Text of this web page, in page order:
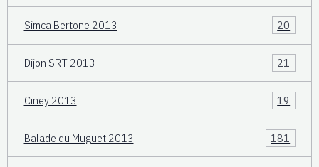
Simca Bertone 2013 20
Dijon SRT 2013 21
Ciney 2013 19
Balade du Muguet 2013 181